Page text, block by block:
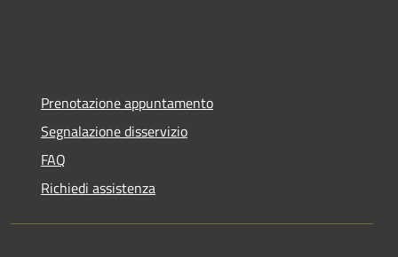
Prenotazione appuntamento
Segnalazione disservizio
FAQ
Richiedi assistenza